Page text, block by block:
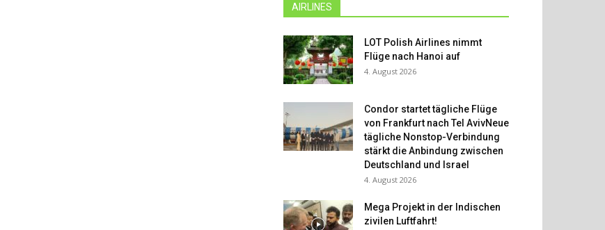
AIRLINES
LOT Polish Airlines nimmt
Flüge nach Hanoi auf
4. August 2026
Condor startet tägliche Flüge
von Frankfurt nach Tel AvivNeue
tägliche Nonstop-Verbindung
stärkt die Anbindung zwischen
Deutschland und Israel
4. August 2026
Mega Projekt in der Indischen
zivilen Luftfahrt!